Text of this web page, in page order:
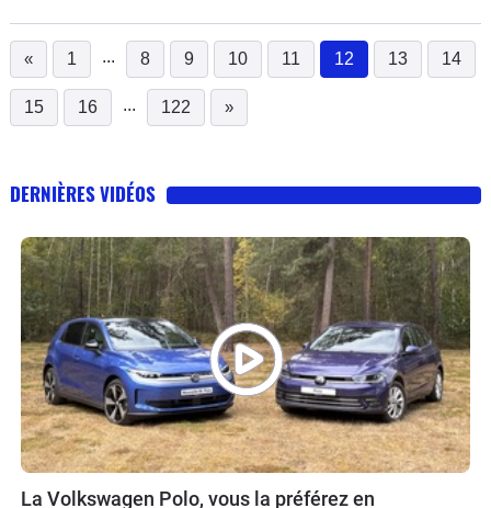
« 1 ... 8 9 10 11 12
(current)
13 14
15 16 ... 122 »
DERNIÈRES VIDÉOS
La Volkswagen Polo, vous la préférez en